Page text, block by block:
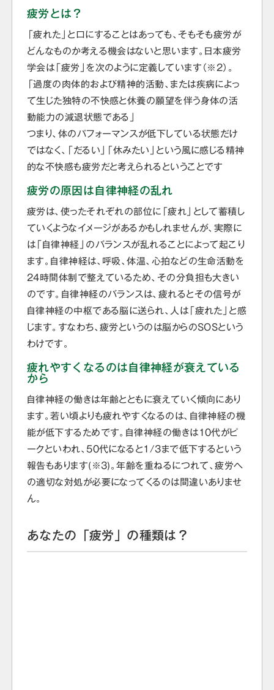
疲労とは？
「疲れた」と口にすることはあっても、そもそも疲労が
どんなものか考える機会はないと思います。日本疲労
学会は「疲労」を次のように定義しています（※2）。
「過度の肉体的および精神的活動、または疾病によっ
て生じた独特の不快感と休養の願望を伴う身体の活
動能力の減退状態である」
つまり、体のパフォーマンスが低下している状態だけ
ではなく、「だるい」「休みたい」という風に感じる精神
的な不快感も疲労だと考えられるということです
疲労の原因は自律神経の乱れ
疲労は、使ったそれぞれの部位に「疲れ」として蓄積し
ていくようなイメージがあるかもしれませんが、実際に
は「自律神経」のバランスが乱れることによって起こり
ます。自律神経は、呼吸、体温、心拍などの生命活動を
24時間体制で整えているため、その分負担も大きい
のです。自律神経のバランスは、疲れるとその信号が
自律神経の中枢である脳に送られ、人は「疲れた」と感
じます。すなわち、疲労というのは脳からのSOSという
わけです。
疲れやすくなるのは自律神経が衰えている
から
自律神経の働きは年齢とともに衰えていく傾向にあり
ます。若い頃よりも疲れやすくなるのは、自律神経の機
能が低下するためです。自律神経の働きは10代がピ
ークといわれ、50代になると1/3まで低下するという
報告もあります(※3)。年齢を重ねるにつれて、疲労へ
の適切な対処が必要になってくるのは間違いありませ
ん。
あなたの「疲労」の種類は？